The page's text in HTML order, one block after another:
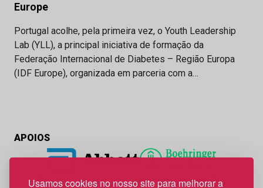
Usamos cookies no nosso site para melhorar a
Europe
Portugal acolhe, pela primeira vez, o Youth Leadership
Lab (YLL), a principal iniciativa de formação da
Federação Internacional de Diabetes – Região Europa
(IDF Europe), organizada em parceria com a…
APOIOS